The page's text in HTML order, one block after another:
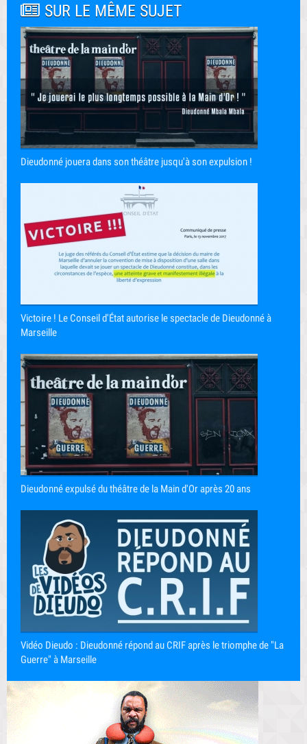
SUR LE MÊME SUJET
Dieudonné jouera dans son théâtre jusqu'à son expulsion !
Victoire ! Le Conseil d'État autorise le spectacle de Dieudonné à
Marseille
Dieudonné expulsé du théâtre de la Main d'Or après 20 ans
Vidéo Dieudo : Dieudonné répond au CRIF après le triomphe de "La
Guerre" à Marseille